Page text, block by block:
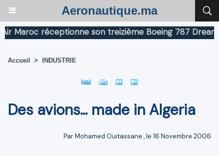
Aeronautique.ma
réceptionne son treizième Boeing 787 Dreamliner
Accueil > INDUSTRIE
Des avions... made in Algeria
ParMohamed Ouitassane , le 16 Novembre 2006